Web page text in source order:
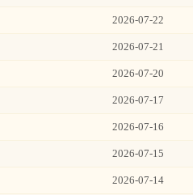
2026-07-22
2026-07-21
2026-07-20
2026-07-17
2026-07-16
2026-07-15
2026-07-14